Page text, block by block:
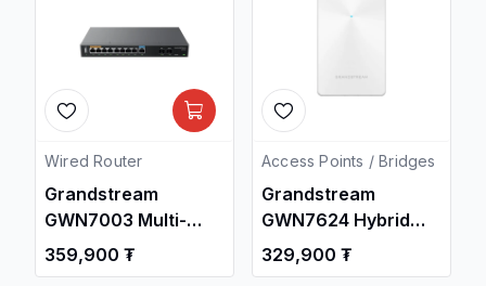
Wired Router
Grandstream
GWN7003 Multi-
WAN Gigabit SFP
VPN Router / Свич
359,900 ₮
Access Points / Bridges
Grandstream
GWN7624 Hybrid
802.11ac Wave2 In-
Wall Access Point /
329,900 ₮